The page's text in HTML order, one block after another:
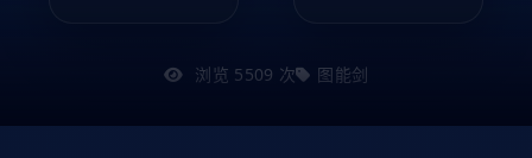
浏览 5509 次 图能剑